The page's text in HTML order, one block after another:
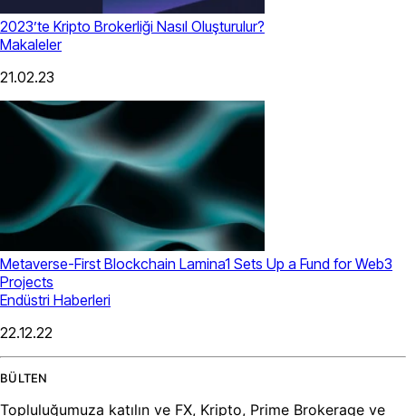
2023’te Kripto Brokerliği Nasıl Oluşturulur?
Makaleler
21.02.23
Metaverse-First Blockchain Lamina1 Sets Up a Fund for Web3
Projects
Endüstri Haberleri
22.12.22
BÜLTEN
Topluluğumuza katılın ve FX, Kripto, Prime Brokerage ve